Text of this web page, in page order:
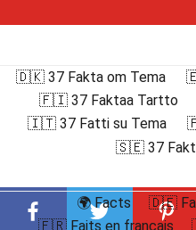
🇩🇰 37 Fakta om Tema
🇫🇮 37 Faktaa Tartto
🇮🇹 37 Fatti su Tema
🇸🇪 37
🌍 Facts
🇩🇪
🇫🇷 Faits en français